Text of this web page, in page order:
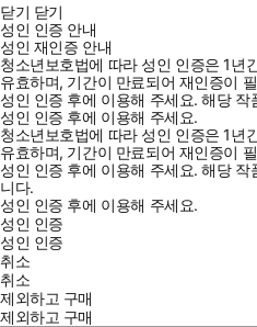
닫기 닫기
성인 인증 안내
성인 재인증 안내
청소년보호법에 따라 성인 인증은 1년
유효하며, 기간이 만료되어 재인증이
성인 인증 후에 이용해 주세요.해당 작
성인 인증 후에 이용해 주세요.
청소년보호법에 따라 성인 인증은 1년
유효하며, 기간이 만료되어 재인증이
성인 인증 후에 이용해 주세요.해당 작
니다.
성인 인증 후에 이용해 주세요.
성인 인증
성인 인증
취소
취소
제외하고 구매
제외하고 구매